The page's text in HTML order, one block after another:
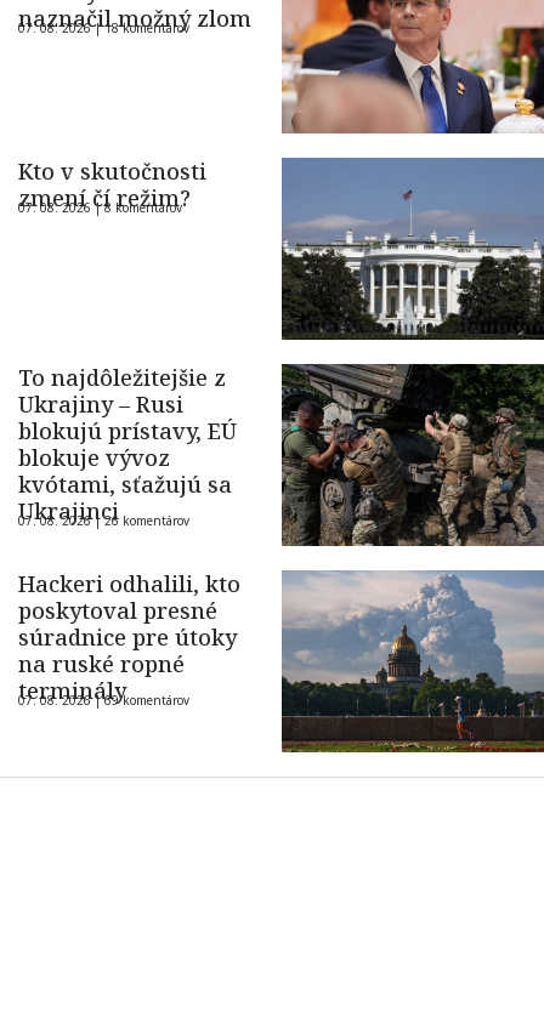
naznačil možný zlom
07. 08. 2026 |18 komentárov
Kto v skutočnosti
zmení čí režim?
07. 08. 2026 |8 komentárov
To najdôležitejšie z
Ukrajiny – Rusi
blokujú prístavy, EÚ
blokuje vývoz
kvótami, sťažujú sa
Ukrajinci
07. 08. 2026 |26 komentárov
Hackeri odhalili, kto
poskytoval presné
súradnice pre útoky
na ruské ropné
terminály
07. 08. 2026 |69 komentárov